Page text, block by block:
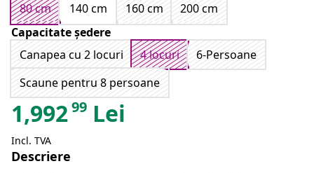
80 cm
140 cm 160 cm
200 cm
Capacitate ședere
Canapea cu 2 locuri
4 locuri
6-Persoane
Scaune pentru 8 persoane
1,99299 Lei
Incl. TVA
Descriere